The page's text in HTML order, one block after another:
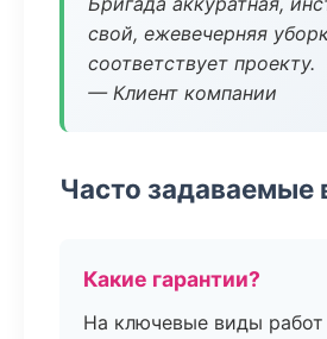
свой, ежевечерняя
соответствует проекту.
— Клиент компании
Часто задаваемые
Какие гарантии?
На ключевые виды